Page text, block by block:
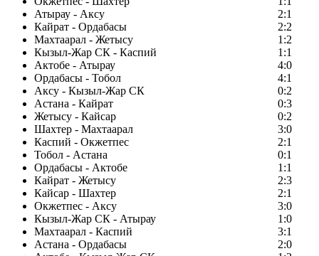
Атырау - Аксу
2:1
Кайрат - Ордабасы
2:2
Махтаарал - Жетысу
1:2
Кызыл-Жар СК - Каспий
1:1
Актобе - Атырау
4:0
Ордабасы - Тобол
4:1
Аксу - Кызыл-Жар СК
0:2
Астана - Кайрат
0:3
Жетысу - Кайсар
0:2
Шахтер - Махтаарал
3:0
Каспий - Окжетпес
2:1
Тобол - Астана
0:1
Ордабасы - Актобе
1:1
Кайрат - Жетысу
2:3
Кайсар - Шахтер
2:1
Окжетпес - Аксу
3:0
Кызыл-Жар СК - Атырау
1:0
Махтаарал - Каспий
3:1
Астана - Ордабасы
2:0